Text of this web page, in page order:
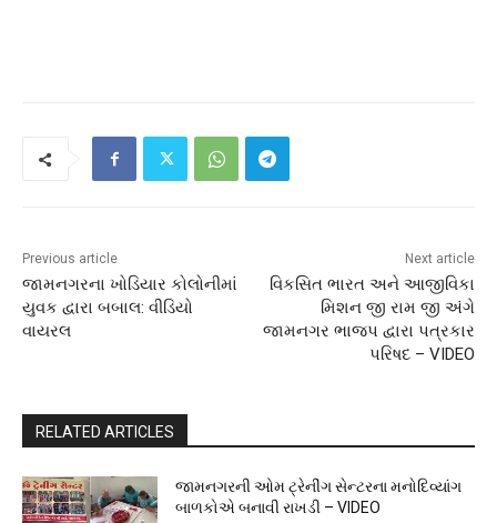
Previous article
જામનગરના ખોડિયાર કોલોનીમાં
યુવક દ્વારા બબાલ: વીડિયો
વાયરલ
Next article
વિકસિત ભારત અને આજીવિકા
મિશન જી રામ જી અંગે
જામનગર ભાજપ દ્વારા પત્રકાર
પરિષદ – VIDEO
RELATED ARTICLES
જામનગરની ઓમ ટ્રેનીંગ સેન્ટરના મનોદિવ્યાંગ
બાળકોએ બનાવી રાખડી – VIDEO